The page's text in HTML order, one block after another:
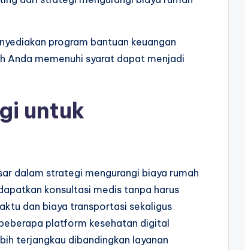
program bantuan keuangan
Anda memenuhi syarat dapat menjadi
untuk
dalam strategi mengurangi biaya rumah
konsultasi medis tanpa harus
dan biaya transportasi sekaligus
platform kesehatan digital
terjangkau dibandingkan layanan